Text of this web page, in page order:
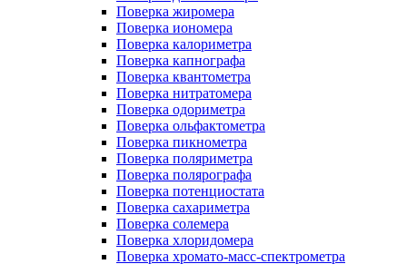
Поверка жиромера
Поверка иономера
Поверка калориметра
Поверка капнографа
Поверка квантометра
Поверка нитратомера
Поверка одориметра
Поверка ольфактометра
Поверка пикнометра
Поверка поляриметра
Поверка полярографа
Поверка потенциостата
Поверка сахариметра
Поверка солемера
Поверка хлоридомера
Поверка хромато-масс-спектрометра